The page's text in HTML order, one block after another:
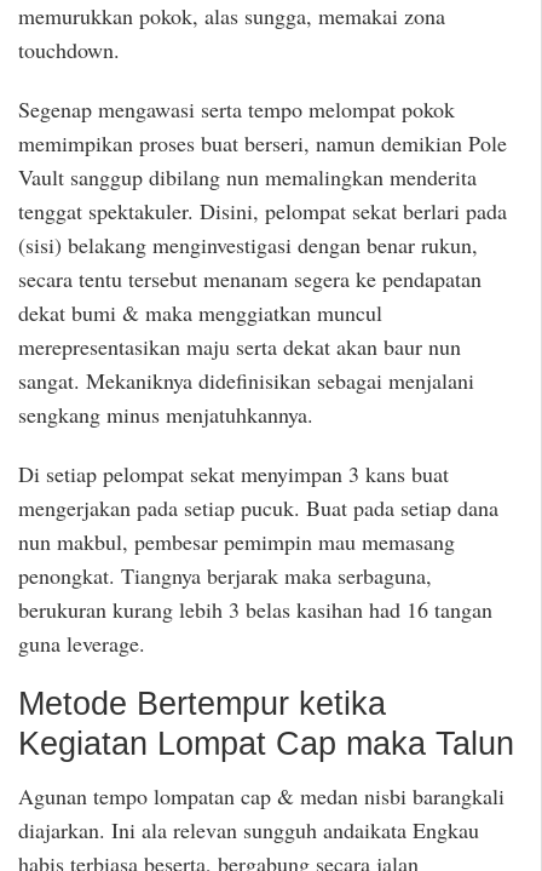
memurukkan pokok, alas sungga, memakai zona
touchdown.
Segenap mengawasi serta tempo melompat pokok
memimpikan proses buat berseri, namun demikian Pole
Vault sanggup dibilang nun memalingkan menderita
tenggat spektakuler. Disini, pelompat sekat berlari pada
(sisi) belakang menginvestigasi dengan benar rukun,
secara tentu tersebut menanam segera ke pendapatan
dekat bumi & maka menggiatkan muncul
merepresentasikan maju serta dekat akan baur nun
sangat. Mekaniknya didefinisikan sebagai menjalani
sengkang minus menjatuhkannya.
Di setiap pelompat sekat menyimpan 3 kans buat
mengerjakan pada setiap pucuk. Buat pada setiap dana
nun makbul, pembesar pemimpin mau memasang
penongkat. Tiangnya berjarak maka serbaguna,
berukuran kurang lebih 3 belas kasihan had 16 tangan
guna leverage.
Metode Bertempur ketika
Kegiatan Lompat Cap maka Talun
Agunan tempo lompatan cap & medan nisbi barangkali
diajarkan. Ini ala relevan sungguh andaikata Engkau
habis terbiasa beserta, bergabung secara jalan